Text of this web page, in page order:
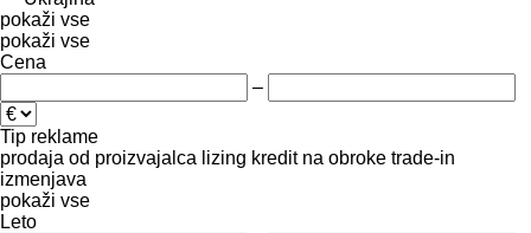
pokaži vse
pokaži vse
Cena
–
Tip reklame
prodaja od proizvajalca lizing kredit na obroke trade-in
izmenjava
pokaži vse
Leto